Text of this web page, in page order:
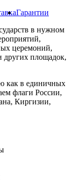
Гарантии
в нужном
церемоний,
других площадок,
как в единичных
флаги России,
Киргизии,